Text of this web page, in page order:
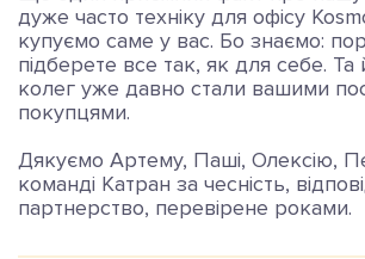
дуже часто техніку для офісу
купуємо саме у вас. Бо знаємо:
підберете все так, як для себе.
колег уже давно стали вашими
покупцями.
Дякуємо Артему, Паші, Олексію,
команді Катран за чесність,
партнерство, перевірене роками.